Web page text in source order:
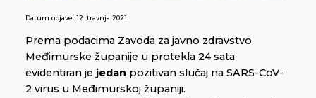
Datum objave: 12. travnja 2021.
Prema podacima Zavoda za javno zdravstvo
Međimurske županije u protekla 24 sata
evidentiran je jedan pozitivan slučaj na SARS-CoV-
2 virus u Međimurskoj županiji.